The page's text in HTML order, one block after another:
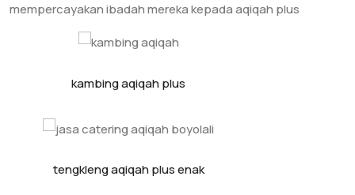
mempercayakan ibadah mereka kepada aqiqah plus
kambing aqiqah plus
tengkleng aqiqah plus enak